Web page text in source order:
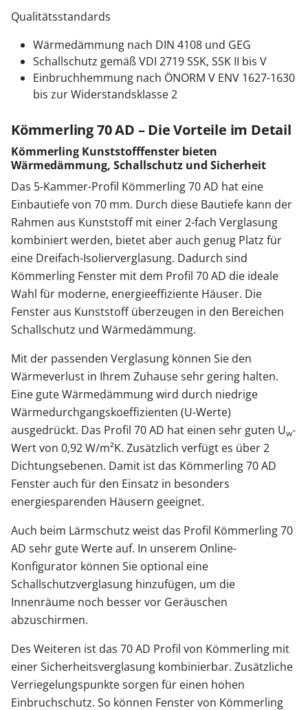
Qualitätsstandards
Wärmedämmung nach DIN 4108 und GEG
Schallschutz gemäß VDI 2719 SSK, SSK II bis V
Einbruchhemmung nach ÖNORM V ENV 1627-1630
bis zur Widerstandsklasse 2
Kömmerling 70 AD – Die Vorteile im Detail
Kömmerling Kunststofffenster bieten
Wärmedämmung, Schallschutz und Sicherheit
Das 5-Kammer-Profil Kömmerling 70 AD hat eine
Einbautiefe von 70 mm. Durch diese Bautiefe kann der
Rahmen aus Kunststoff mit einer 2-fach Verglasung
kombiniert werden, bietet aber auch genug Platz für
eine Dreifach-Isolierverglasung. Dadurch sind
Kömmerling Fenster mit dem Profil 70 AD die ideale
Wahl für moderne, energieeffiziente Häuser. Die
Fenster aus Kunststoff überzeugen in den Bereichen
Schallschutz und Wärmedämmung.
Mit der passenden Verglasung können Sie den
Wärmeverlust in Ihrem Zuhause sehr gering halten.
Eine gute Wärmedämmung wird durch niedrige
Wärmedurchgangskoeffizienten (U-Werte)
ausgedrückt. Das Profil 70 AD hat einen sehr guten Uw-
Wert von 0,92 W/m²K. Zusätzlich verfügt es über 2
Dichtungsebenen. Damit ist das Kömmerling 70 AD
Fenster auch für den Einsatz in besonders
energiesparenden Häusern geeignet.
Auch beim Lärmschutz weist das Profil Kömmerling 70
AD sehr gute Werte auf. In unserem Online-
Konfigurator können Sie optional eine
Schallschutzverglasung hinzufügen, um die
Innenräume noch besser vor Geräuschen
abzuschirmen.
Des Weiteren ist das 70 AD Profil von Kömmerling mit
einer Sicherheitsverglasung kombinierbar. Zusätzliche
Verriegelungspunkte sorgen für einen hohen
Einbruchschutz. So können Fenster von Kömmerling